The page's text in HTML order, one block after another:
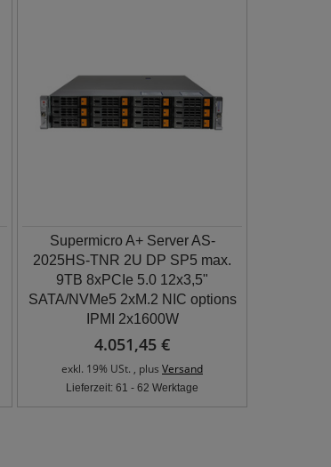
Supermicro A+ Server AS-
2025HS-TNR 2U DP SP5 max.
9TB 8xPCIe 5.0 12x3,5"
SATA/NVMe5 2xM.2 NIC options
IPMI 2x1600W
4.051,45 €
exkl. 19% USt. , plus Versand
Lieferzeit: 61 - 62 Werktage